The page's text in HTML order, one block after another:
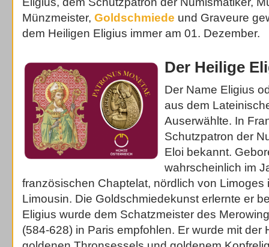
Münzmeister, Goldschmiede und Graveure
dem Heiligen Eligius immer am 01. Dezember.
Der Heilige
Der Name Eligius
aus dem
Auserwählte. In
Schutzpatron der
Eloi bekannt.
wahrscheinlich im
französischen Chaptelat, nördlich von Limoges
Limousin. Die Goldschmiedekunst erlernte er
Eligius wurde dem Schatzmeister des
(584-628) in Paris empfohlen. Er wurde mit der